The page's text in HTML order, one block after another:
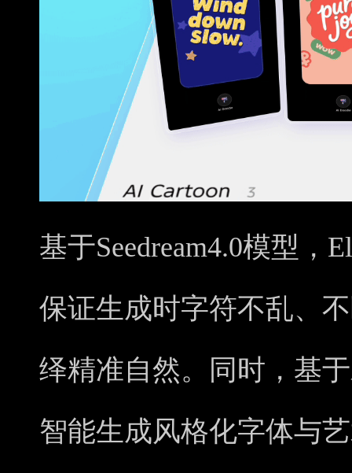
基于Seedream4.0模型
保证生成时字符不乱、
绎精准自然。
同时，基
智能生成风格化字体与